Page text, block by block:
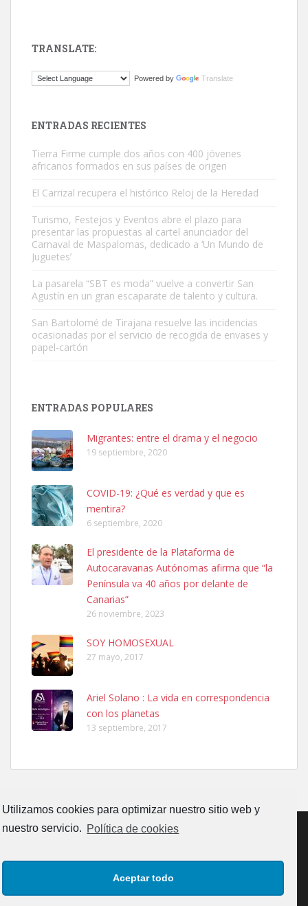
Utilizamos cookies para optimizar nuestro sitio web y
nuestro servicio. Política de cookies
Aceptar todo
El ayuntamiento se va a llevar a Los Gatos callejeros de la zona los
Gato manso encontrado
Este gato macho ha aparecido en la calle hace menos de un mes,
es muy manso y extremadamente cari...
Leales.org » Gran Canaria
SHIBA PERDIDO AVDA JOSE MESA Y LOPEZ
PERRO MACHO RAZA SHIBA CON MICROCHIP PERDIDO HOY
06/07/2025 ZONA MESA Y LOPEZ. ES MUY ASUSTADIZO
Leales.org » Gran Canaria
6.7.2025
Ninfa perdida
El día 5 se los perdió una ninfa papillera, asustada tiene miedo a la
calle, se perdió por la zon...
Adopcion
Busco casa de acogida para mi perrita ya que por temas de trabajo
TRANSLATE:
Powered by Translate
ENTRADAS RECIENTES
Tierra Firme cumple dos años con 400 jóvenes
africanos formados en sus países de origen
El Carrizal recupera el histórico Reloj de la Heredad
Turismo, Festejos y Eventos abre el plazo para
presentar las propuestas al cartel anunciador del
Carnaval de Maspalomas, dedicado a ‘Un Mundo de
Juguetes’
La pasarela “SBT es moda” vuelve a convertir San
Agustín en un gran escaparate de talento y cultura.
San Bartolomé de Tirajana resuelve las incidencias
ocasionadas por el servicio de recogida de envases y
papel-cartón
ENTRADAS POPULARES
Migrantes: entre el drama y el negocio
19 septiembre, 2020
COVID-19: ¿Qué es verdad y que es
mentira?
6 septiembre, 2020
El presidente de la Plataforma de
Autocaravanas Autónomas afirma que “la
Península va 40 años por delante de
Canarias”
26 noviembre, 2023
SOY HOMOSEXUAL
27 mayo, 2017
Ariel Solano : La vida en correspondencia
con los planetas
13 septiembre, 2017
POLÍTICA DE COOKIES (UE)